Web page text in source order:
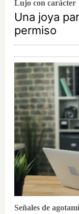
Lujo con carácter
Una joya
permiso
Señales de